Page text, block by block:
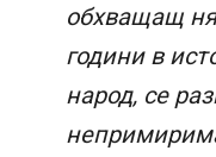
обхващащ
години в
народ, се